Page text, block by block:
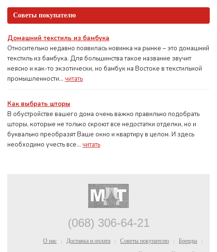
Советы покупателю
Домашний текстиль из бамбука
Относительно недавно появилась новинка на рынке – это домашний
текстиль из бамбука. Для большинства такое название звучит
неясно и как-то экзотически, но бамбук на Востоке в текстильной
промышленности... читать
Как выбрать шторы
В обустройстве вашего дома очень важно правильно подобрать
шторы, которые не только скроют все недостатки отделки, но и
буквально преобразят Ваше окно и квартиру в целом. И здесь
необходимо учесть все... читать
(068) 306-64-21
О нас Доставка и оплата Советы покупателю Бренды